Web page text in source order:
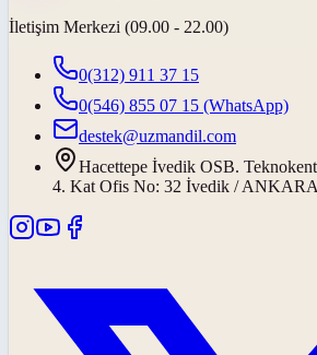
İletişim Merkezi (09.00 - 22.00)
0(312) 911 37 15
0(546) 855 07 15 (WhatsApp)
destek@uzmandil.com
Hacettepe İvedik OSB.
4. Kat Ofis No: 32 İvedik / ANKARA